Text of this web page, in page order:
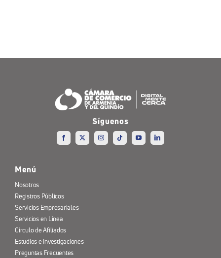
Síguenos
Menú
Nosotros
Registros Públicos
Servicios Empresariales
Servicios en Línea
Círculo de Afiliados
Estudios e Investigaciones
Preguntas Frecuentes